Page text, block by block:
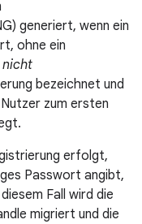
generiert, wenn ein
ohne ein
nicht
bezeichnet und
zum ersten
erfolgt,
Passwort angibt,
Fall wird die
migriert und die